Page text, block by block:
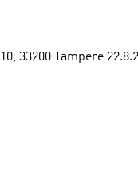
33200 Tampere